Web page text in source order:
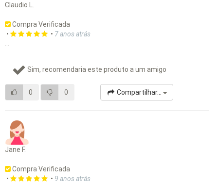
Claudio L.
Compra Verificada
•
• 7 anos atrás
...
Sim, recomendaria este produto a um amigo
0 0 Compartilhar...
Jane F.
Compra Verificada
•
• 9 anos atrás